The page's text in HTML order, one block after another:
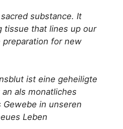
substance. It
tissue that lines up our
for new
ist eine geheiligte
als monatliches
in unseren
Leben